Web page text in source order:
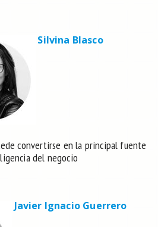
Silvina Blasco
convertirse en la principal fuente
del negocio
Javier Ignacio Guerrero